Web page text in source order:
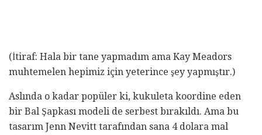
(İtiraf: Hala bir tane yapmadım ama Kay Meadors
muhtemelen hepimiz için yeterince şey yapmıştır.)
Aslında o kadar popüler ki, kukuleta koordine eden
bir Bal Şapkası modeli de serbest bırakıldı. Ama bu
tasarım Jenn Nevitt tarafından sana 4 dolara mal